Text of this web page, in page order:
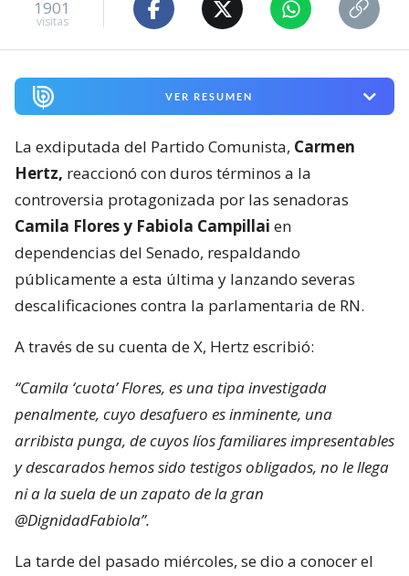
1901
visitas
VER RESUMEN
La exdiputada del Partido Comunista, Carmen
Hertz, reaccionó con duros términos a la
controversia protagonizada por las senadoras
Camila Flores y Fabiola Campillai en
dependencias del Senado, respaldando
públicamente a esta última y lanzando severas
descalificaciones contra la parlamentaria de RN.
A través de su cuenta de X, Hertz escribió:
“Camila ‘cuota’ Flores, es una tipa investigada
penalmente, cuyo desafuero es inminente, una
arribista punga, de cuyos líos familiares impresentables
y descarados hemos sido testigos obligados, no le llega
ni a la suela de un zapato de la gran
@DignidadFabiola”.
La tarde del pasado miércoles, se dio a conocer el